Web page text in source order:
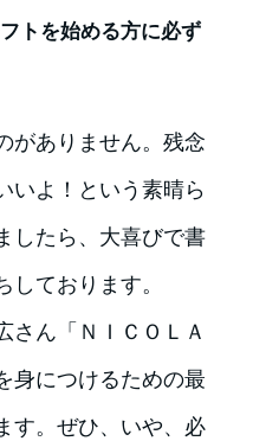
トを始める方に必ず
がありません。残念
いよ！という素晴ら
したら、大喜びで書
ております。
さん「ＮＩＣＯＬＡ
身につけるための最
す。ぜひ、いや、必